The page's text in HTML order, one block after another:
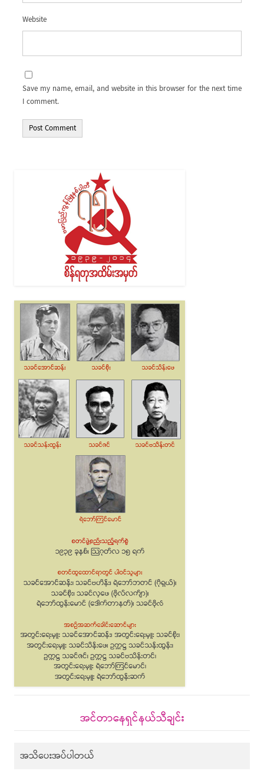
Website
Save my name, email, and website in this browser for the next time
I comment.
အင်တာနေရှင်နယ်သီချင်း
အသိပေးအပ်ပါတယ်